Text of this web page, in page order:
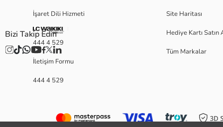
İşaret Dili Hizmeti
444 4 529
İletişim Formu
444 4 529
Site Haritası
Hediye Kartı Satın
Tüm Markalar
Bizi Takip Edin